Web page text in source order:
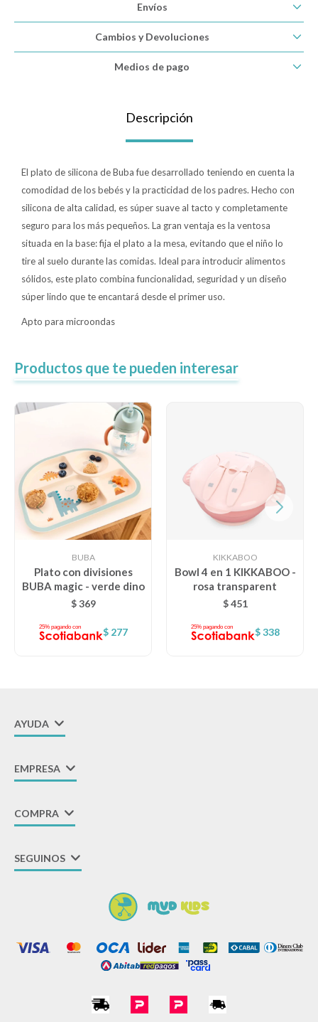
Envíos
Cambios y Devoluciones
Medios de pago
Descripción
El plato de silicona de Buba fue desarrollado teniendo en cuenta la
comodidad de los bebés y la practicidad de los padres. Hecho con
silicona de alta calidad, es súper suave al tacto y completamente
seguro para los más pequeños. La gran ventaja es la ventosa
situada en la base: fija el plato a la mesa, evitando que el niño lo
tire al suelo durante las comidas. Ideal para introducir alimentos
sólidos, este plato combina funcionalidad, seguridad y un diseño
súper lindo que te encantará desde el primer uso.
Apto para microondas
Productos que te pueden interesar
BUBA
Plato con divisiones
BUBA magic - verde dino
$ 369
$ 277
KIKKABOO
Bowl 4 en 1 KIKKABOO -
rosa transparent
$ 451
$ 338
AYUDA
EMPRESA
COMPRA
SEGUINOS
Bolsos y mochilas maternales
Gift cards
Nuevos
Sale
Contacto
Local MVD Kids